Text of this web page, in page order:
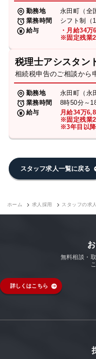
勤務地
永田町（全
業務時間
シフト制（
給与
・月給34
※固定残業
税理士アシスタン
相続税申告のご相談から
勤務地
永田町（永
業務時間
8時50分～
給与
月給34万
※固定残業
※3年目以
スタッフ求人一覧に戻る
ホーム 求人採用 スタッフの求
無料相談・
詳しくはこちら